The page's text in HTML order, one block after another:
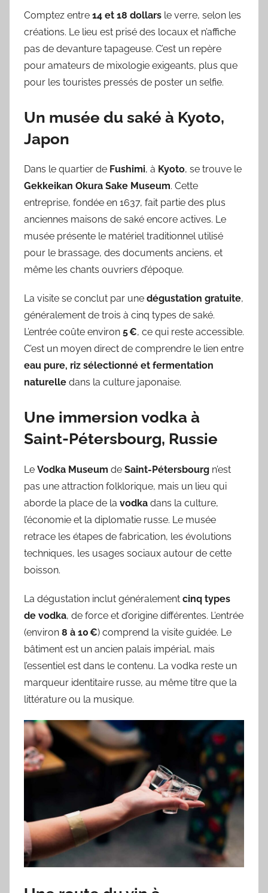
Comptez entre 14 et 18 dollars le verre, selon les
créations. Le lieu est prisé des locaux et n’affiche
pas de devanture tapageuse. C’est un repère
pour amateurs de mixologie exigeants, plus que
pour les touristes pressés de poster un selfie.
Un musée du saké à Kyoto,
Japon
Dans le quartier de Fushimi, à Kyoto, se trouve le
Gekkeikan Okura Sake Museum. Cette
entreprise, fondée en 1637, fait partie des plus
anciennes maisons de saké encore actives. Le
musée présente le matériel traditionnel utilisé
pour le brassage, des documents anciens, et
même les chants ouvriers d’époque.
La visite se conclut par une dégustation gratuite,
généralement de trois à cinq types de saké.
L’entrée coûte environ 5 €, ce qui reste accessible.
C’est un moyen direct de comprendre le lien entre
eau pure, riz sélectionné et fermentation
naturelle dans la culture japonaise.
Une immersion vodka à
Saint-Pétersbourg, Russie
Le Vodka Museum de Saint-Pétersbourg n’est
pas une attraction folklorique, mais un lieu qui
aborde la place de la vodka dans la culture,
l’économie et la diplomatie russe. Le musée
retrace les étapes de fabrication, les évolutions
techniques, les usages sociaux autour de cette
boisson.
La dégustation inclut généralement cinq types
de vodka, de force et d’origine différentes. L’entrée
(environ 8 à 10 €) comprend la visite guidée. Le
bâtiment est un ancien palais impérial, mais
l’essentiel est dans le contenu. La vodka reste un
marqueur identitaire russe, au même titre que la
littérature ou la musique.